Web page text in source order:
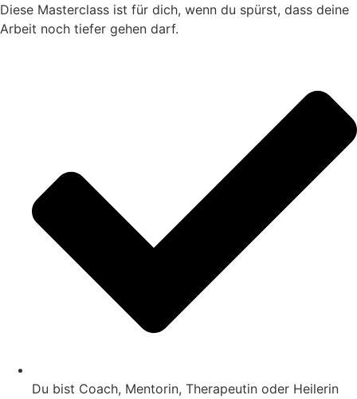
Diese Masterclass ist für dich, wenn du spürst, dass deine
Arbeit noch tiefer gehen darf.
Du bist Coach, Mentorin, Therapeutin oder Heilerin